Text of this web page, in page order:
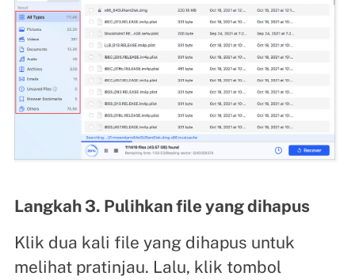
Langkah 3. Pulihkan file yang dihapus
Klik dua kali file yang dihapus untuk
melihat pratinjau. Lalu, klik tombol